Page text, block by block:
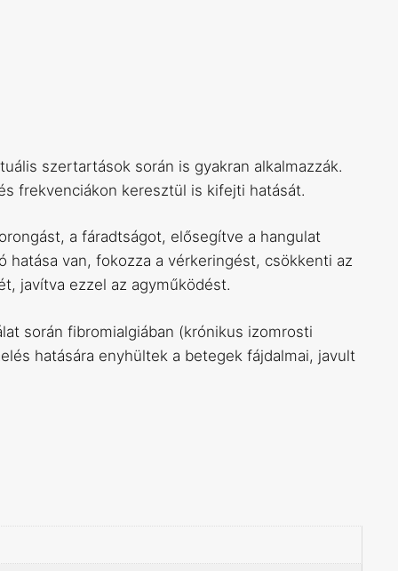
szertartások során is gyakran alkalmazzák.
frekvenciákon keresztül is kifejti hatását.
a fáradtságot, elősegítve a hangulat
van, fokozza a vérkeringést, csökkenti az
javítva ezzel az agyműködést.
során fibromialgiában (krónikus izomrosti
hatására enyhültek a betegek fájdalmai, javult